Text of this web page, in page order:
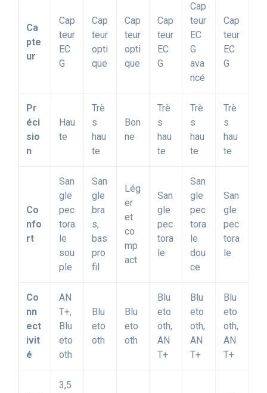
Ca
pte
ur
Cap
teur
EC
G
Cap
teur
opti
que
Cap
teur
opti
que
Cap
teur
EC
G
Cap
teur
EC
G
ava
ncé
Cap
teur
EC
G
Pr
éci
sio
n
Hau
te
Trè
s
hau
te
Bon
ne
Trè
s
hau
te
Trè
s
hau
te
Trè
s
hau
te
Co
nfo
rt
San
gle
pec
tora
le
sou
ple
San
gle
bra
s,
bas
pro
fil
Lég
er
et
co
mp
act
San
gle
pec
tora
le
San
gle
pec
tora
le
dou
ce
San
gle
pec
tora
le
Co
nn
ect
ivit
é
AN
T+,
Blu
eto
oth
Blu
eto
oth
Blu
eto
oth
Blu
eto
oth,
AN
T+
Blu
eto
oth,
AN
T+
Blu
eto
oth,
AN
T+
3,5